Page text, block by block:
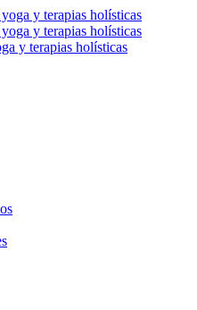
y terapias holísticas